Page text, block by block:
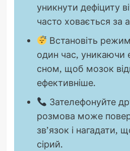
уникнути дефіциту
часто ховається за
Встановіть
один час, уникаючи
сном, щоб мозок
ефективніше.
Зателефонуйте
розмова може
зв’язок і нагадати,
сірий.